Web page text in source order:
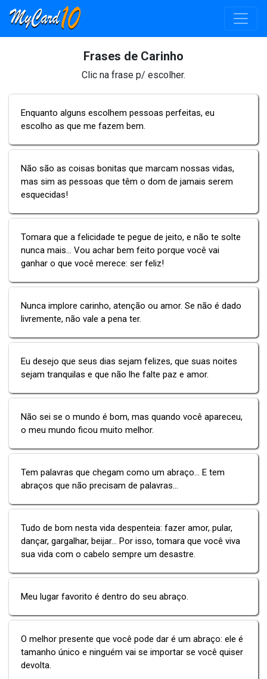
Frases de Carinho
Clic na frase p/ escolher.
Enquanto alguns escolhem pessoas perfeitas, eu
escolho as que me fazem bem.
Não são as coisas bonitas que marcam nossas vidas,
mas sim as pessoas que têm o dom de jamais serem
esquecidas!
Tomara que a felicidade te pegue de jeito, e não te solte
nunca mais... Vou achar bem feito porque você vai
ganhar o que você merece: ser feliz!
Nunca implore carinho, atenção ou amor. Se não é dado
livremente, não vale a pena ter.
Eu desejo que seus dias sejam felizes, que suas noites
sejam tranquilas e que não lhe falte paz e amor.
Não sei se o mundo é bom, mas quando você apareceu,
o meu mundo ficou muito melhor.
Tem palavras que chegam como um abraço... E tem
abraços que não precisam de palavras...
Tudo de bom nesta vida despenteia: fazer amor, pular,
dançar, gargalhar, beijar... Por isso, tomara que você viva
sua vida com o cabelo sempre um desastre.
Meu lugar favorito é dentro do seu abraço.
O melhor presente que você pode dar é um abraço: ele é
tamanho único e ninguém vai se importar se você quiser
devolta.